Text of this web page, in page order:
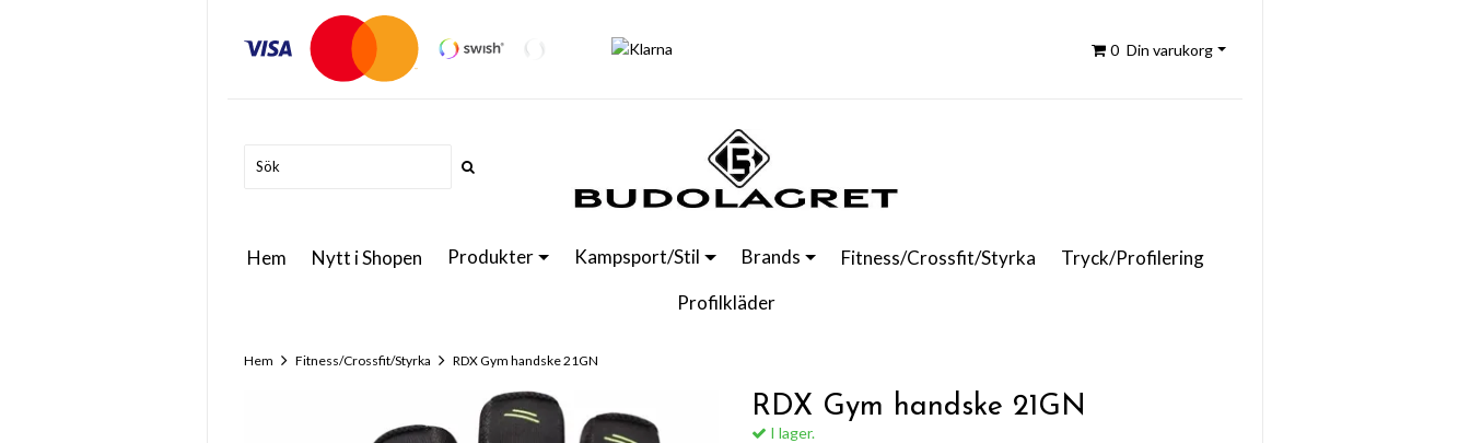
0 Din varukorg
Hem Nytt i Shopen Produkter Kampsport/Stil Brands Fitness/Crossfit/Styrka
Tryck/Profilering
Profilkläder
Hem Fitness/Crossfit/Styrka RDX Gym handske 21GN
RDX Gym handske 21GN
I lager.